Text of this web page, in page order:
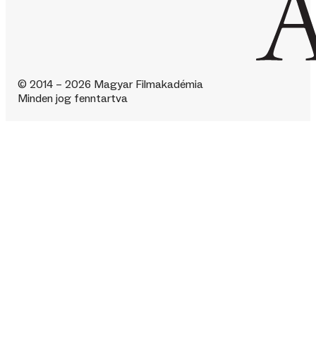
© 2014 – 2026 Magyar Filmakadémia
Minden jog fenntartva